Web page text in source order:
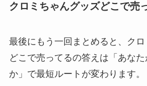
クロミちゃんグッズどこで売
最後にもう一回まとめると、ク
どこで売ってるの答えは「あな
か」で最短ルートが変わります。